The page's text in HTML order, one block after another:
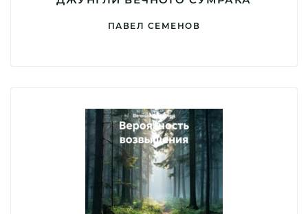
ПАВЕЛ СЕМЕНОВ